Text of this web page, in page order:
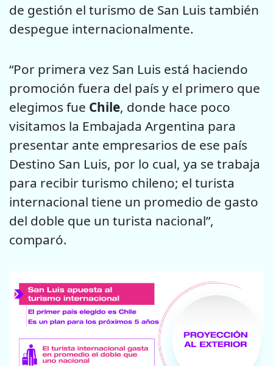
de gestión el turismo de San Luis también
despegue internacionalmente.
“Por primera vez San Luis está haciendo
promoción fuera del país y el primero que
elegimos fue Chile, donde hace poco
visitamos la Embajada Argentina para
presentar ante empresarios de ese país
Destino San Luis, por lo cual, ya se trabaja
para recibir turismo chileno; el turista
internacional tiene un promedio de gasto
del doble que un turista nacional”,
comparó.